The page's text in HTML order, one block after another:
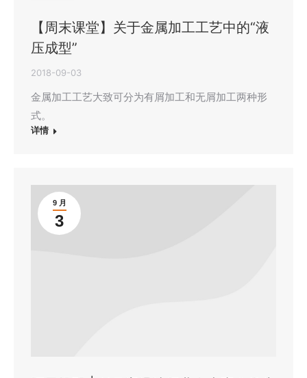
【周末课堂】关于金属加工工艺中的“液
压成型”
2018-09-03
金属加工工艺大致可分为有屑加工和无屑加工两种形
式。
详情
9 月
3